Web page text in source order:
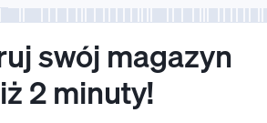
swój magazyn
2 minuty!